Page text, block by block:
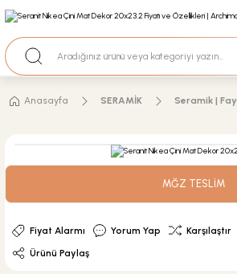
35+ Yıllık Tecrübe
Nakit Ödemeli Özel Fiyatlar için
Anasayfa SERAMİK Seramik |
MĞZ TESLİM
Fiyat Alarmı Yorum Yap Karşılaştır
Ürünü Paylaş